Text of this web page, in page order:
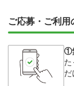
ご応募・ご利用
①